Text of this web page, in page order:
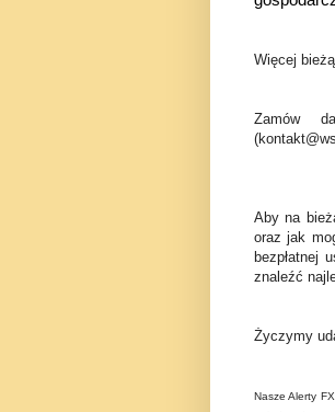
Więcej
Zamów
Aby na
oraz jak
bezpłatnej
znaleźć
Życzymy
Nasze Alerty